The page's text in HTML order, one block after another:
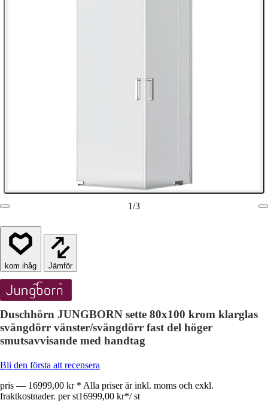
1/3
Jämför
Duschhörn JUNGBORN sette 80x100 krom klarglas
svängdörr vänster/svängdörr fast del höger
smutsavvisande med handtag
Bli den första att recensera
pris — 16999,00 kr * Alla priser är inkl. moms och exkl.
fraktkostnader. per st16999,00 kr*/ st